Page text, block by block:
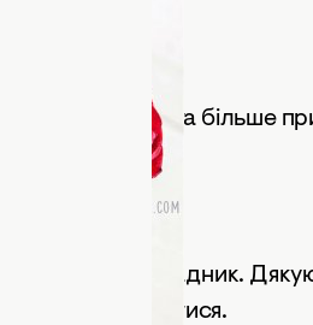
миру та якомога більше
порадник.
не здаватися.